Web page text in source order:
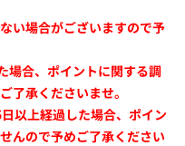
い場合がございますので予
場合、ポイントに関する調
了承くださいませ。
以上経過した場合、ポイン
んので予めご了承ください